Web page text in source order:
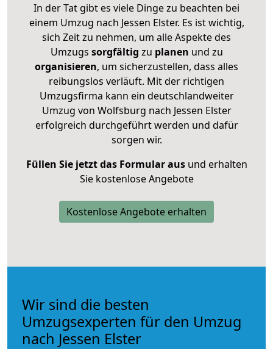
In der Tat gibt es viele Dinge zu beachten bei
einem Umzug nach Jessen Elster. Es ist wichtig,
sich Zeit zu nehmen, um alle Aspekte des
Umzugs sorgfältig zu planen und zu
organisieren, um sicherzustellen, dass alles
reibungslos verläuft. Mit der richtigen
Umzugsfirma kann ein deutschlandweiter
Umzug von Wolfsburg nach Jessen Elster
erfolgreich durchgeführt werden und dafür
sorgen wir.
Füllen Sie jetzt das Formular ausund erhalten
Sie kostenlose Angebote
Kostenlose Angebote erhalten
Wir sind die besten
Umzugsexperten für den Umzug
nach Jessen Elster